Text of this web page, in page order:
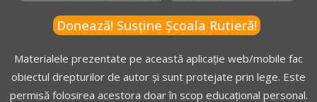
Donează! Susține Școala Rutieră!
Materialele prezentate pe această aplicație web/mobile fac
obiectul drepturilor de autor și sunt protejate prin lege. Este
permisă folosirea acestora doar în scop educațional personal.